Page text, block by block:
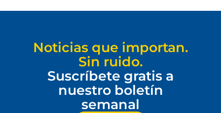
Noticias que importan.
Sin ruido.
Suscríbete gratis a
nuestro boletín
semanal